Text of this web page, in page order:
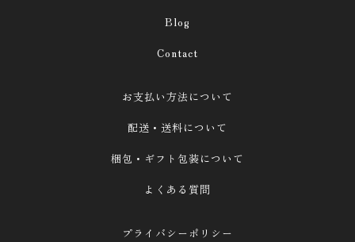
６．フラワーリースのみ
バッグチャーム、初恋バッグ
ペットのために《Kakaron》
Blog
Contact
お支払い方法について
配送・送料について
梱包・ギフト包装について
よくある質問
プライバシーポリシー